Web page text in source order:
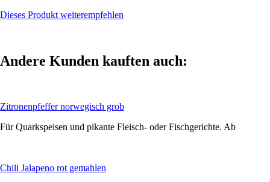
Dieses Produkt weiterempfehlen
Andere Kunden kauften auch:
Zitronenpfeffer norwegisch grob
Für Quarkspeisen und pikante Fleisch- oder Fischgerichte. Ab
Chili Jalapeno rot gemahlen